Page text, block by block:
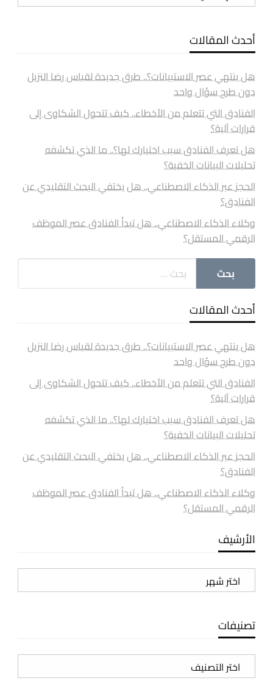
أحدث المقالات
هل ينتهي عصر الاستبيانات؟.. طرق جديدة لقياس رضا النزيل
دون طرح سؤال واحد
الفنادق التي تتعلم من الأخطاء.. كيف تتحول الشكاوى إلى
قرارات آلية؟
هل تعرف الفنادق سبب اختيارك لها؟.. ما الذي تكشفه
تحليلات البيانات الخفية؟
الحجز عبر الذكاء الاصطناعي.. هل يختفي البحث التقليدي عن
الفنادق؟
وكلاء الذكاء الاصطناعي.. هل تبدأ الفنادق عصر الموظف
الرقمي المستقل؟
أحدث المقالات
هل ينتهي عصر الاستبيانات؟.. طرق جديدة لقياس رضا النزيل
دون طرح سؤال واحد
الفنادق التي تتعلم من الأخطاء.. كيف تتحول الشكاوى إلى
قرارات آلية؟
هل تعرف الفنادق سبب اختيارك لها؟.. ما الذي تكشفه
تحليلات البيانات الخفية؟
الحجز عبر الذكاء الاصطناعي.. هل يختفي البحث التقليدي عن
الفنادق؟
وكلاء الذكاء الاصطناعي.. هل تبدأ الفنادق عصر الموظف
الرقمي المستقل؟
الأرشيف
الأرشيف
تصنيفات
تصنيفات